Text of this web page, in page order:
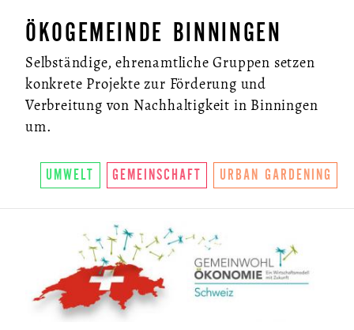
ÖKOGEMEINDE BINNINGEN
Selbständige, ehrenamtliche Gruppen setzen
konkrete Projekte zur Förderung und
Verbreitung von Nachhaltigkeit in Binningen
um.
UMWELT GEMEINSCHAFT URBAN GARDENING